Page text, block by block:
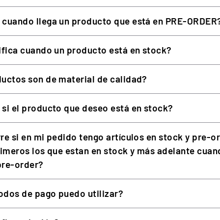
desde los botones ordinarios a botones
: Se añadieron levas de doble embrague. El CS V2P
de embrague simple o doble, normalmente utilizado
ha mejorado de una luz secuencial de flujo a LEDs
realista
DE GRADO AERONÁUTICO
cuando llega un producto que está en PRE-
cuando un producto está en stock?
son de material de calidad?
si el producto que deseo está en stock?
si en mi pedido tengo artículos en stock y pre-
los que estan en stock y más adelante
order?
de pago puedo utilizar?